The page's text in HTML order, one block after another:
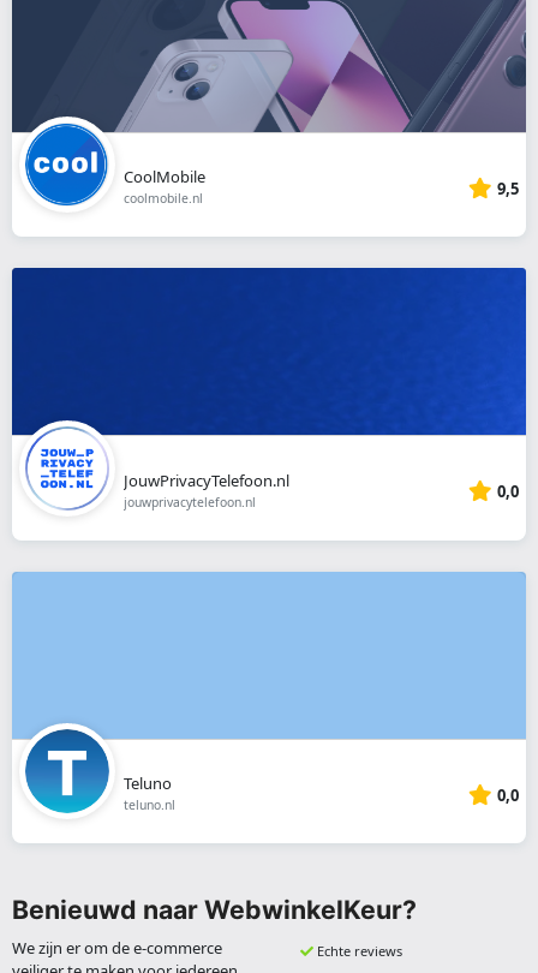
CoolMobile
coolmobile.nl 9,5
JouwPrivacyTelefoon.nl
jouwprivacytelefoon.nl 0,0
Teluno
teluno.nl 0,0
Benieuwd naar WebwinkelKeur?
We zijn er om de e-commerce
Echte reviews